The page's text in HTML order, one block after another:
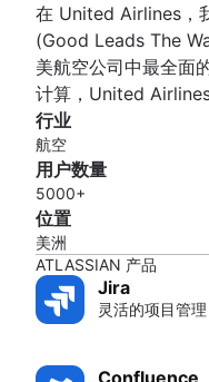
在 United Airlines，
(Good Leads The
美航空公司中最全面
计算，United
行业
航空
用户数量
5000+
位置
美洲
ATLASSIAN 产品
Jira
灵活的项目管理
Confluence